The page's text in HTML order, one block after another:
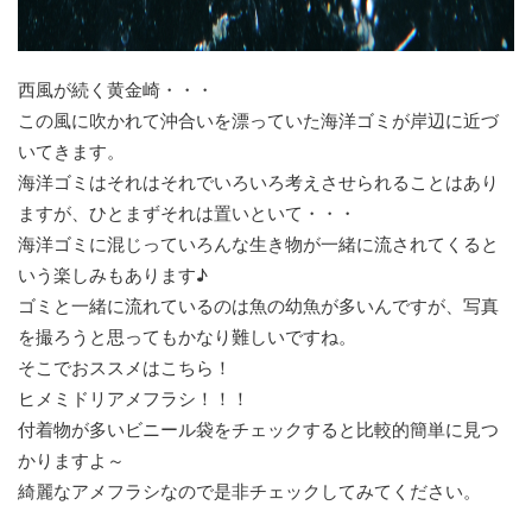
西風が続く黄金崎・・・
この風に吹かれて沖合いを漂っていた海洋ゴミが岸辺に近づ
いてきます。
海洋ゴミはそれはそれでいろいろ考えさせられることはあり
ますが、ひとまずそれは置いといて・・・
海洋ゴミに混じっていろんな生き物が一緒に流されてくると
いう楽しみもあります♪
ゴミと一緒に流れているのは魚の幼魚が多いんですが、写真
を撮ろうと思ってもかなり難しいですね。
そこでおススメはこちら！
ヒメミドリアメフラシ！！！
付着物が多いビニール袋をチェックすると比較的簡単に見つ
かりますよ～
綺麗なアメフラシなので是非チェックしてみてください。